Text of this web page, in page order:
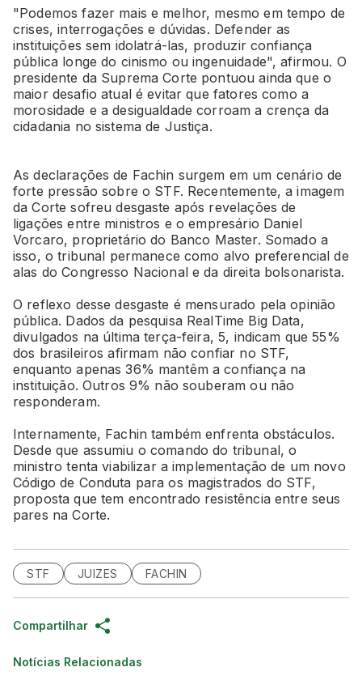
"Podemos fazer mais e melhor, mesmo em tempo de
crises, interrogações e dúvidas. Defender as
instituições sem idolatrá-las, produzir confiança
pública longe do cinismo ou ingenuidade", afirmou. O
presidente da Suprema Corte pontuou ainda que o
maior desafio atual é evitar que fatores como a
morosidade e a desigualdade corroam a crença da
cidadania no sistema de Justiça.
As declarações de Fachin surgem em um cenário de
forte pressão sobre o STF. Recentemente, a imagem
da Corte sofreu desgaste após revelações de
ligações entre ministros e o empresário Daniel
Vorcaro, proprietário do Banco Master. Somado a
isso, o tribunal permanece como alvo preferencial de
alas do Congresso Nacional e da direita bolsonarista.
O reflexo desse desgaste é mensurado pela opinião
pública. Dados da pesquisa RealTime Big Data,
divulgados na última terça-feira, 5, indicam que 55%
dos brasileiros afirmam não confiar no STF,
enquanto apenas 36% mantêm a confiança na
instituição. Outros 9% não souberam ou não
responderam.
Internamente, Fachin também enfrenta obstáculos.
Desde que assumiu o comando do tribunal, o
ministro tenta viabilizar a implementação de um novo
Código de Conduta para os magistrados do STF,
proposta que tem encontrado resistência entre seus
pares na Corte.
STF JUIZES FACHIN
Compartilhar
Notícias Relacionadas